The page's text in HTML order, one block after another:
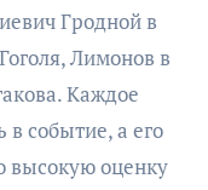
Гродной в
Лимонов в
Каждое
событие, а его
высокую оценку